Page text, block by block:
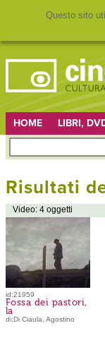
Questo sito
HOME LIBRI,
Risultati
Video: 4 oggetti
id:21959
Fossa dei pastori,
la
di:Di Ciaula, Agostino